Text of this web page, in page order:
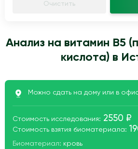
Очистить
Анализ на витамин В5
кислота) в
Можно сдать на дому или в
Стоимость исследования: 2550 ₽
Стоимость взятия биоматериала:
Биоматериал: кровь